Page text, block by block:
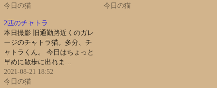
今日の猫
今日の猫
2匹のチャトラ
本日撮影 旧通勤路近くのガレ
ージのチャトラ猫。多分、チ
ャトラくん。 今日はちょっと
早めに散歩に出れま…
2021-08-21 18:52
今日の猫